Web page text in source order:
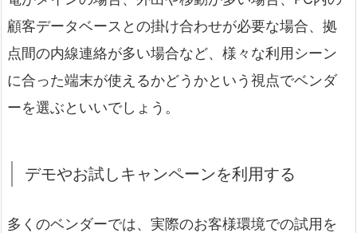
顧客データベースとの掛け合わせが必要な場合、拠
点間の内線連絡が多い場合など、様々な利用シーン
に合った端末が使えるかどうかという視点でベンダ
ーを選ぶといいでしょう。
デモやお試しキャンペーンを利用する
多くのベンダーでは、実際のお客様環境での試用を